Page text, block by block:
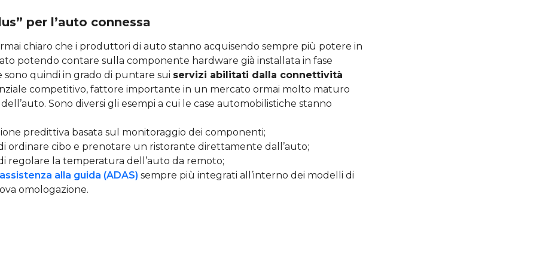
per l’auto connessa
chiaro che i produttori di auto stanno acquisendo sempre più potere in
potendo contare sulla componente hardware già installata in fase
sono quindi in grado di puntare sui servizi abilitati dalla connettività
competitivo, fattore importante in un mercato ormai molto maturo
Sono diversi gli esempi a cui le case automobilistiche stanno
predittiva basata sul monitoraggio dei componenti;
ordinare cibo e prenotare un ristorante direttamente dall’auto;
regolare la temperatura dell’auto da remoto;
alla guida (ADAS) sempre più integrati all’interno dei modelli di
omologazione.